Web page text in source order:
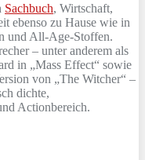
Sachbuch, Wirtschaft,
ebenso zu Hause wie in
und All-Age-Stoffen.
– unter anderem als
in „Mass Effect“ sowie
von „The Witcher“ –
dichte,
Actionbereich.